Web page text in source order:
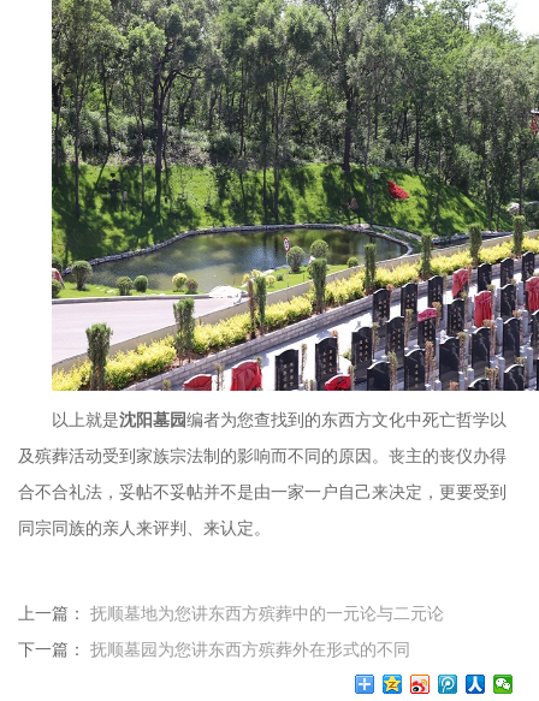
以上就是沈阳墓园编者为您查找到的东西方文化中死亡哲学以
及殡葬活动受到家族宗法制的影响而不同的原因。丧主的丧仪办得
合不合礼法，妥帖不妥帖并不是由一家一户自己来决定，更要受到
同宗同族的亲人来评判、来认定。
上一篇： 抚顺墓地为您讲东西方殡葬中的一元论与二元论
下一篇： 抚顺墓园为您讲东西方殡葬外在形式的不同